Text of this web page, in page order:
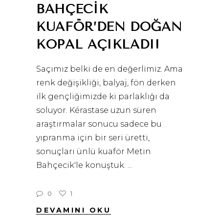
BAHÇECIK
KUAFÖR’DEN DOĞAN
KOPAL AÇIKLADI!
Saçımız belki de en değerlimiz. Ama
renk değişikliği, balyaj, fön derken
ilk gençliğimizde ki parlaklığı da
soluyor. Kérastase uzun süren
araştırmalar sonucu sadece bu
yıpranma için bir seri üretti,
sonuçları ünlü kuaför Metin
Bahçecik'le konuştuk.
0 1
DEVAMINI OKU